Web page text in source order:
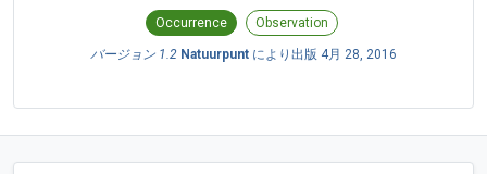
Occurrence Observation
バージョン 1.2 Natuurpunt により出版 4月 28, 2016